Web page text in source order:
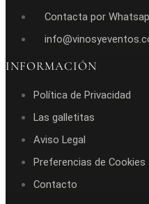
Contacta por
INFORMACIÓN
Política de Privacidad
Las galletitas
Aviso Legal
Preferencias de Cookies
Contacto